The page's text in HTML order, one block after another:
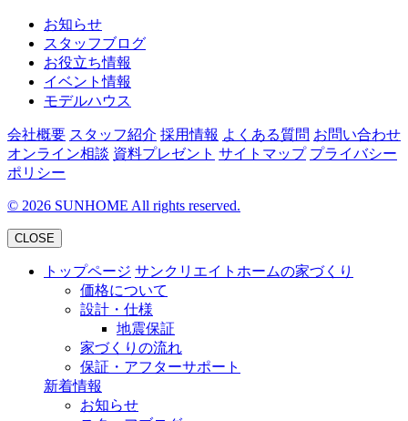
お知らせ
スタッフブログ
お役立ち情報
イベント情報
モデルハウス
会社概要 スタッフ紹介 採用情報 よくある質問 お問い合わせ
オンライン相談 資料プレゼント サイトマップ プライバシー
ポリシー
© 2026 SUNHOME All rights reserved.
CLOSE
トップページ サンクリエイトホームの家づくり
価格について
設計・仕様
地震保証
家づくりの流れ
保証・アフターサポート
新着情報
お知らせ